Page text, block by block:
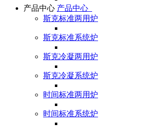
产品中心 产品中心
斯克标准两用炉
斯克标准系统炉
斯克冷凝两用炉
斯克冷凝系统炉
时间标准两用炉
时间标准系统炉